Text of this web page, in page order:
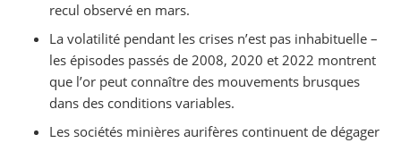
recul observé en mars.
La volatilité pendant les crises n’est pas inhabituelle –
les épisodes passés de 2008, 2020 et 2022 montrent
que l’or peut connaître des mouvements brusques
dans des conditions variables.
Les sociétés minières aurifères continuent de dégager